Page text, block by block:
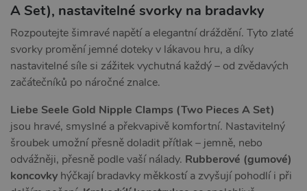
A Set), nastavitelné svorky na bradavky
Rozpoutejte šimravé napětí a elegantní dráždění. Tyto zlaté
svorky promění jemné doteky v lákavou hru, a díky
nastavitelné síle si zážitek vychutná každý – od zvědavých
začátečníků po náročné znalce.
Liebe Seele Gold Nipple Clamps (Two Pieces A Set)
jsou hravé, smyslné a překvapivě komfortní. Nastavitelný
šroubek umožní přesně doladit přítlak – jemně, nebo
odvážněji, přesně podle vaší nálady. Rubberové (gumové)
koncovky hýčkají bradavky měkkostí a zvyšují pohodlí i při